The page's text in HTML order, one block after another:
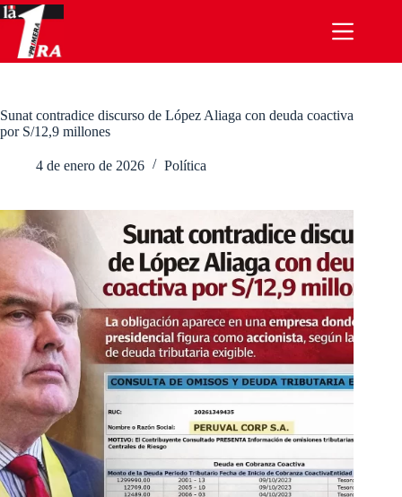
Saltar
al
contenido
Sunat contradice discurso de López Aliaga con deuda coactiva
por S/12,9 millones
4 de enero de 2026 Política